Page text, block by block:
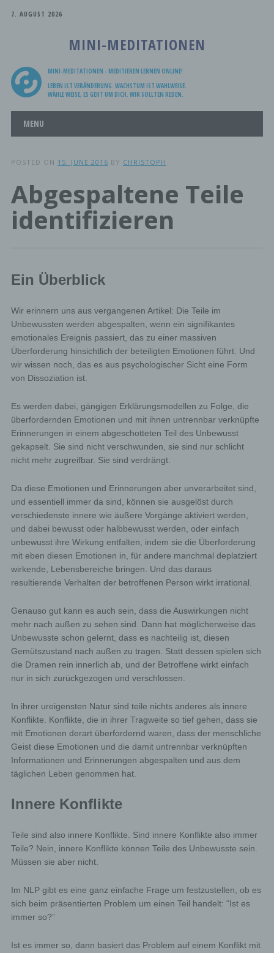
7. AUGUST 2026
MINI-MEDITATIONEN
MINI-MEDITATIONEN - MEDITIEREN LERNEN ONLINE!
LEBEN IST VERÄNDERUNG. WACHSTUM IST WAHLWEISE.
WÄHLE WEISE, ES GEHT UM DICH. WIR SOLLTEN REDEN.
Main menu
MENU
POSTED ON 15. JUNE 2016 BY CHRISTOPH
Abgespaltene Teile
identifizieren
Ein Überblick
Wir erinnern uns aus vergangenen Artikel: Die Teile im
Unbewussten werden abgespalten, wenn ein signifikantes
emotionales Ereignis passiert, das zu einer massiven
Überforderung hinsichtlich der beteiligten Emotionen führt. Und
wir wissen noch, das es aus psychologischer Sicht eine Form
von Dissoziation ist.
Es werden dabei, gängigen Erklärungsmodellen zu Folge, die
überfordernden Emotionen und mit ihnen untrennbar verknüpfte
Erinnerungen in einem abgeschotteten Teil des Unbewusst
gekapselt. Sie sind nicht verschwunden, sie sind nur schlicht
nicht mehr zugreifbar. Sie sind verdrängt.
Da diese Emotionen und Erinnerungen aber unverarbeitet sind,
und essentiell immer da sind, können sie ausgelöst durch
verschiedenste innere wie äußere Vorgänge aktiviert werden,
und dabei bewusst oder halbbewusst werden, oder einfach
unbewusst ihre Wirkung entfalten, indem sie die Überforderung
mit eben diesen Emotionen in, für andere manchmal deplatziert
wirkende, Lebensbereiche bringen. Und das daraus
resultierende Verhalten der betroffenen Person wirkt irrational.
Genauso gut kann es auch sein, dass die Auswirkungen nicht
mehr nach außen zu sehen sind. Dann hat möglicherweise das
Unbewusste schon gelernt, dass es nachteilig ist, diesen
Gemütszustand nach außen zu tragen. Statt dessen spielen sich
die Dramen rein innerlich ab, und der Betroffene wirkt einfach
nur in sich zurückgezogen und verschlossen.
In ihrer ureigensten Natur sind teile nichts anderes als innere
Konflikte. Konflikte, die in ihrer Tragweite so tief gehen, dass sie
mit Emotionen derart überfordernd waren, dass der menschliche
Geist diese Emotionen und die damit untrennbar verknüpften
Informationen und Erinnerungen abgespalten und aus dem
täglichen Leben genommen hat.
Innere Konflikte
Teile sind also innere Konflikte. Sind innere Konflikte also immer
Teile? Nein, innere Konflikte können Teile des Unbewusste sein.
Müssen sie aber nicht.
Im NLP gibt es eine ganz einfache Frage um festzustellen, ob es
sich beim präsentierten Problem um einen Teil handelt: “Ist es
immer so?”
Ist es immer so, dann basiert das Problem auf einem Konflikt mit